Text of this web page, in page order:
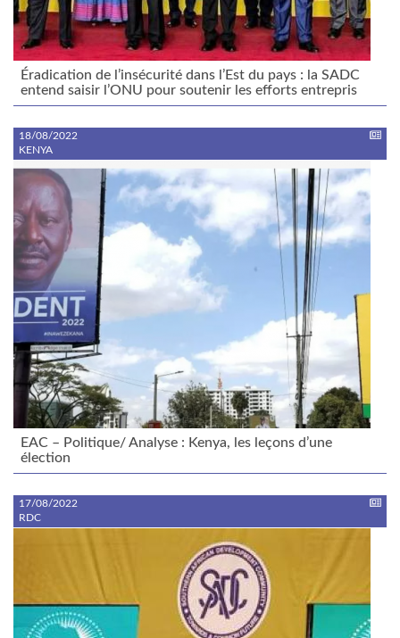
Éradication de l’insécurité dans l’Est du pays : la SADC
entend saisir l’ONU pour soutenir les efforts entrepris
18/08/2022
KENYA
EAC – Politique/ Analyse : Kenya, les leçons d’une
élection
17/08/2022
RDC